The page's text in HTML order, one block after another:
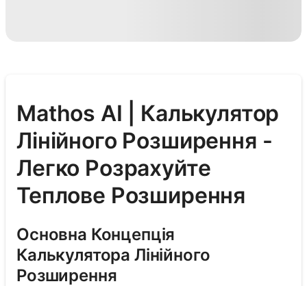
Mathos AI | Калькулятор
Лінійного Розширення -
Легко Розрахуйте
Теплове Розширення
Основна Концепція
Калькулятора Лінійного
Розширення